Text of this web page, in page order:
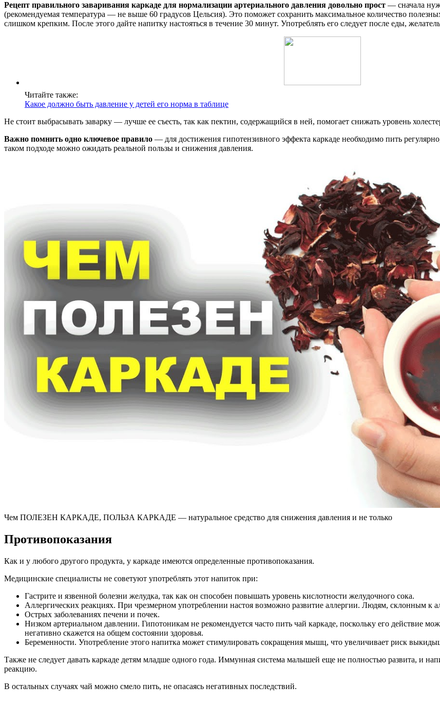
Рецепт правильного заваривания каркаде для нормализации артериального давления довольно прост — сначала
(рекомендуемая температура — не выше 60 градусов Цельсия). Это поможет сохранить максимальное количество
слишком крепким. После этого дайте напитку настояться в течение 30 минут. Употреблять его следует после еды,
Читайте также:
Какое должно быть давление у детей его норма в таблице
Не стоит выбрасывать заварку — лучше ее съесть, так как пектин, содержащийся в ней, помогает снижать уровень
Важно помнить одно ключевое правило — для достижения гипотензивного эффекта каркаде необходимо пить
таком подходе можно ожидать реальной пользы и снижения давления.
Чем ПОЛЕЗЕН КАРКАДЕ, ПОЛЬЗА КАРКАДЕ — натуральное средство для снижения давления и не только
Противопоказания
Как и у любого другого продукта, у каркаде имеются определенные противопоказания.
Медицинские специалисты не советуют употреблять этот напиток при:
Гастрите и язвенной болезни желудка, так как он способен повышать уровень кислотности желудочного сока.
Аллергических реакциях. При чрезмерном употреблении настоя возможно развитие аллергии. Людям, склонным к
Острых заболеваниях печени и почек.
Низком артериальном давлении. Гипотоникам не рекомендуется часто пить чай каркаде, поскольку его действие
негативно скажется на общем состоянии здоровья.
Беременности. Употребление этого напитка может стимулировать сокращения мышц, что увеличивает риск
Также не следует давать каркаде детям младше одного года. Иммунная система малышей еще не полностью развита, и
реакцию.
В остальных случаях чай можно смело пить, не опасаясь негативных последствий.